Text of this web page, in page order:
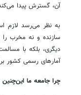
آن، گسترش پیدا
به نظر می‌رسد لازم
سازنده و نه مخرب را
دیگری، بلکه با
آمارهای رسمی کشور
چرا جامعه ما